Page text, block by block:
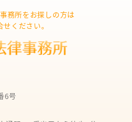
務所をお探しの方は
ください。
6号